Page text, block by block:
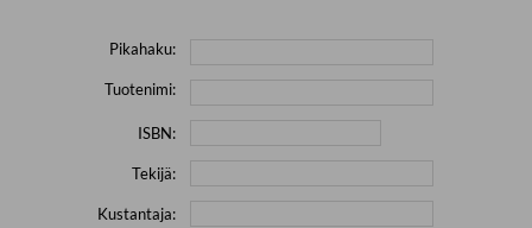
Pikahaku:
Tuotenimi:
ISBN:
Tekijä:
Kustantaja: